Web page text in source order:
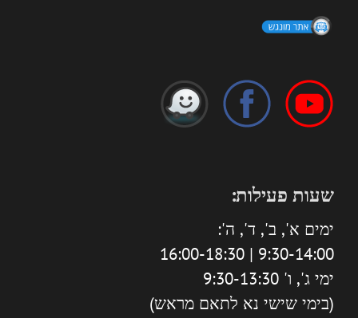
שעות פעילות:
ימים א', ב', ד', ה':
9:30-14:00 | 16:00-18:30
ימי ג', ו' 9:30-13:30
(בימי שישי נא לתאם מראש)